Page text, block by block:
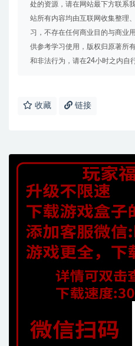
处的资源，请在网站最下方联系
站所有内容均由互联网收集整理
习，不存在任何商业目的与商业
供参考学习使用，版权归原著所
和非法行为，请在24小时之内自
收藏 链接